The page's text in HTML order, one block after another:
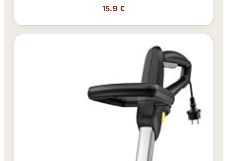
15.9 €